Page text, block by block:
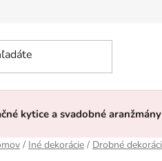
kytice a svadobné aranžmány
/ Iné dekorácie / Drobné